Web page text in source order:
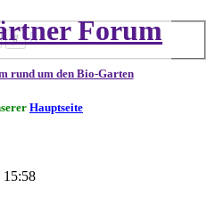
Forum
rund um den Bio-Garten
Hauptseite
SucheErweiterte
15:58